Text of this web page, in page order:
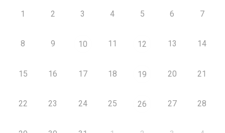
1 2 3 4 5 6 7
8 9 10 11 12 13 14
15 16 17 18 19 20 21
22 23 24 25 26 27 28